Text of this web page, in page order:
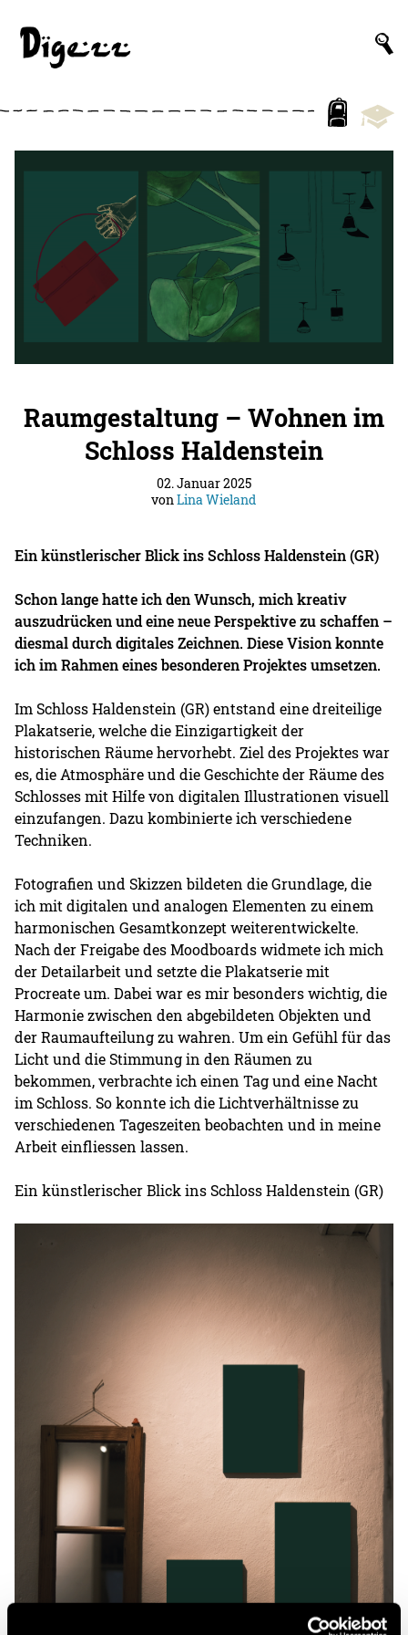
Raumgestaltung – Wohnen im
Schloss Haldenstein
02. Januar 2025
vonLina Wieland
Ein künstlerischer Blick ins Schloss Haldenstein (GR)
Schon lange hatte ich den Wunsch, mich kreativ
auszudrücken und eine neue Perspektive zu schaffen –
diesmal durch digitales Zeichnen. Diese Vision konnte
ich im Rahmen eines besonderen Projektes umsetzen.
Im Schloss Haldenstein (GR) entstand eine dreiteilige
Plakatserie, welche die Einzigartigkeit der
historischen Räume hervorhebt. Ziel des Projektes war
es, die Atmosphäre und die Geschichte der Räume des
Schlosses mit Hilfe von digitalen Illustrationen visuell
einzufangen. Dazu kombinierte ich verschiedene
Techniken.
Fotografien und Skizzen bildeten die Grundlage, die
ich mit digitalen und analogen Elementen zu einem
harmonischen Gesamtkonzept weiterentwickelte.
Nach der Freigabe des Moodboards widmete ich mich
der Detailarbeit und setzte die Plakatserie mit
Procreate um. Dabei war es mir besonders wichtig, die
Harmonie zwischen den abgebildeten Objekten und
der Raumaufteilung zu wahren. Um ein Gefühl für das
Licht und die Stimmung in den Räumen zu
bekommen, verbrachte ich einen Tag und eine Nacht
im Schloss. So konnte ich die Lichtverhältnisse zu
verschiedenen Tageszeiten beobachten und in meine
Arbeit einfliessen lassen.
Ein künstlerischer Blick ins Schloss Haldenstein (GR)